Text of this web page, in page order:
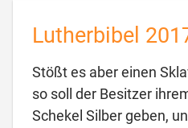
Lutherbibel
Stößt es aber einen
so soll der Besitzer
Schekel Silber geben,